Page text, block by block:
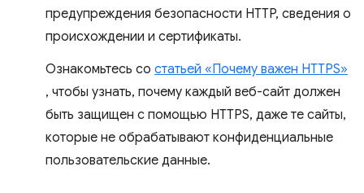
предупреждения безопасности HTTP, сведения о
происхождении и сертификаты.
Ознакомьтесь со статьей «Почему важен HTTPS»
, чтобы узнать, почему каждый веб-сайт должен
быть защищен с помощью HTTPS, даже те сайты,
которые не обрабатывают конфиденциальные
пользовательские данные.